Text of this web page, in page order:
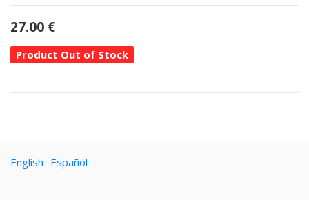
27.00 €
Product Out of Stock
English Español